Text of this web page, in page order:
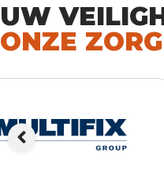
UW
ONZE ZORG